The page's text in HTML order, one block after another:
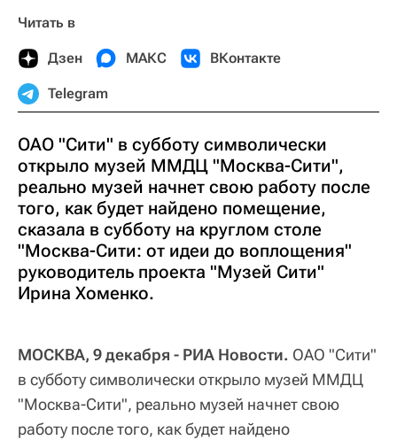
Читать в
Дзен МАКС ВКонтакте
Telegram
ОАО "Сити" в субботу символически
открыло музей ММДЦ "Москва-Сити",
реально музей начнет свою работу после
того, как будет найдено помещение,
сказала в субботу на круглом столе
"Москва-Сити: от идеи до воплощения"
руководитель проекта "Музей Сити"
Ирина Хоменко.
МОСКВА, 9 декабря - РИА Новости. ОАО "Сити"
в субботу символически открыло музей ММДЦ
"Москва-Сити", реально музей начнет свою
работу после того, как будет найдено